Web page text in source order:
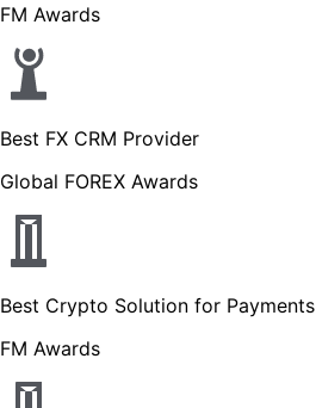
FM Awards
Best FX CRM Provider
Global FOREX Awards
Best Crypto Solution for Payments
FM Awards